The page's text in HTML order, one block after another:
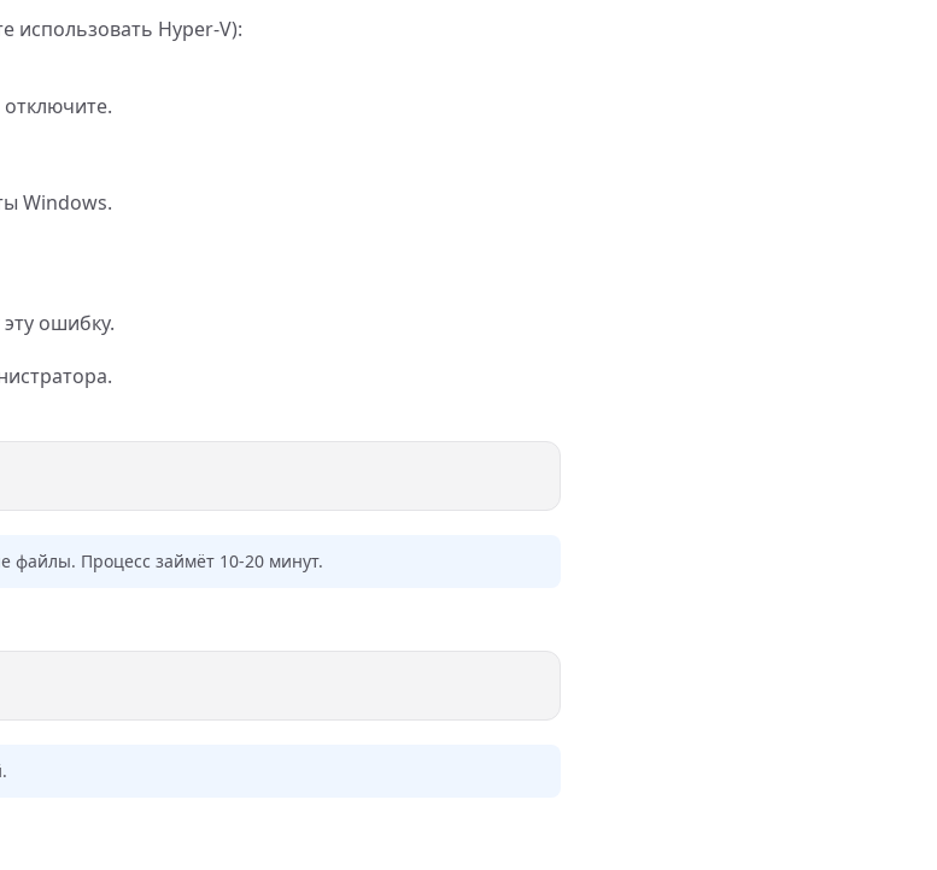
использовать Hyper-V):
отключите.
Windows.
ошибку.
файлы. Процесс займёт 10-20 минут.